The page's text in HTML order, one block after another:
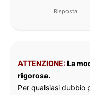
Risposta
ATTENZIONE:La
rigorosa.
Per qualsiasi dubbio